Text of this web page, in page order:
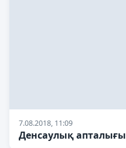
7.08.2018, 11:09
Денсаулық апталығы